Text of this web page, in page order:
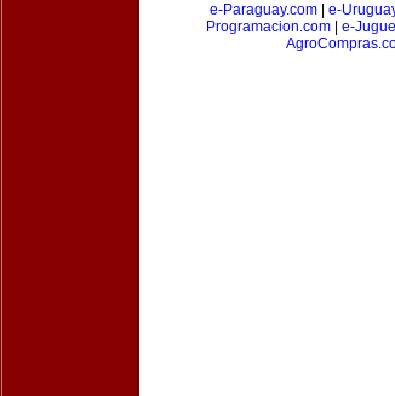
e-Paraguay.com| e-
Programacion.com| e-